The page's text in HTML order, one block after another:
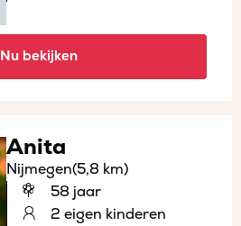
Nu bekijken
Anita
Nijmegen(5,8 km)
58 jaar
2 eigen kinderen